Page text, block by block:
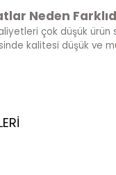
Neden
çok düşük ürün
kalitesi düşük ve